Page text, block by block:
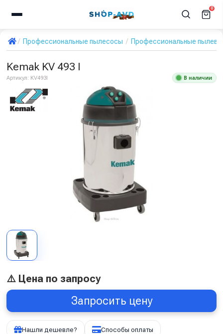
0
Профессиональные пылесосы Профессиональные
Kemak KV 493 I
Артикул: KV493I В наличии
⚠️ Цена по запросу
Запросить цену
Нашли дешевле? Способы оплаты